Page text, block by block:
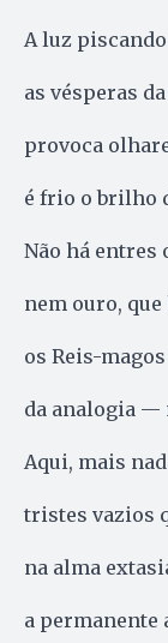
A luz
as vésperas
provoca
é frio o brilho
Não há entres
nem ouro,
os Reis-
da analogia —
Aqui, mais
tristes vazios
na alma
a permanente